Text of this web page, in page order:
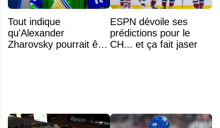
Tout indique
qu'Alexander
Zharovsky pourrait être
ESPN dévoile ses
prédictions pour le
CH... et ça fait jaser